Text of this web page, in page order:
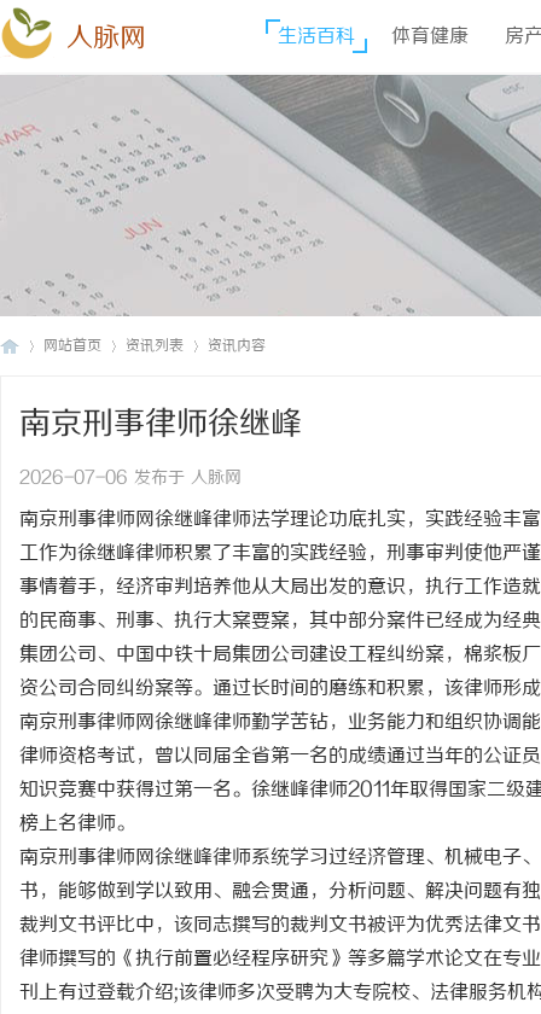
人脉网 生活百科 体育健康 房
网站首页 资讯列表 资讯内容
南京刑事律师徐继峰
2026-07-06 发布于 人脉网
南京刑事律师网徐继峰律师法学理论功底扎实，实践经验丰
工作为徐继峰律师积累了丰富的实践经验，刑事审判使他严
事情着手，经济审判培养他从大局出发的意识，执行工作造
的民商事、刑事、执行大案要案，其中部分案件已经成为经
集团公司、中国中铁十局集团公司建设工程纠纷案，棉浆板
资公司合同纠纷案等。通过长时间的磨练和积累，该律师形
南京刑事律师网徐继峰律师勤学苦钻，业务能力和组织协调
律师资格考试，曾以同届全省第一名的成绩通过当年的公证
知识竞赛中获得过第一名。徐继峰律师2011年取得国家二
榜上名律师。
南京刑事律师网徐继峰律师系统学习过经济管理、机械电子
书，能够做到学以致用、融会贯通，分析问题、解决问题有
裁判文书评比中，该同志撰写的裁判文书被评为优秀法律文
律师撰写的《执行前置必经程序研究》等多篇学术论文在专
刊上有过登载介绍;该律师多次受聘为大专院校、法律服务机